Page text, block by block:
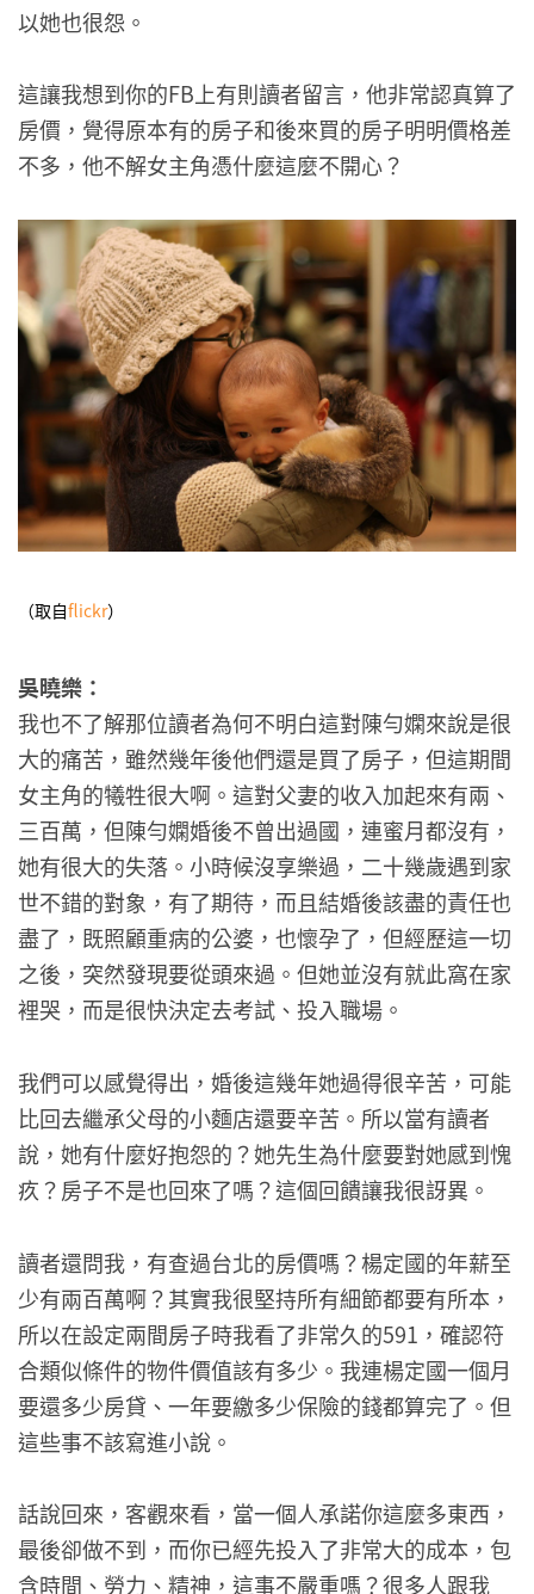
以她也很怨。
這讓我想到你的FB上有則讀者留言，他非常認真算了
房價，覺得原本有的房子和後來買的房子明明價格差
不多，他不解女主角憑什麼這麼不開心？
（取自flickr）
吳曉樂：
我也不了解那位讀者為何不明白這對陳勻嫻來說是很
大的痛苦，雖然幾年後他們還是買了房子，但這期間
女主角的犧牲很大啊。這對父妻的收入加起來有兩、
三百萬，但陳勻嫻婚後不曾出過國，連蜜月都沒有，
她有很大的失落。小時候沒享樂過，二十幾歲遇到家
世不錯的對象，有了期待，而且結婚後該盡的責任也
盡了，既照顧重病的公婆，也懷孕了，但經歷這一切
之後，突然發現要從頭來過。但她並沒有就此窩在家
裡哭，而是很快決定去考試、投入職場。
我們可以感覺得出，婚後這幾年她過得很辛苦，可能
比回去繼承父母的小麵店還要辛苦。所以當有讀者
說，她有什麼好抱怨的？她先生為什麼要對她感到愧
疚？房子不是也回來了嗎？這個回饋讓我很訝異。
讀者還問我，有查過台北的房價嗎？楊定國的年薪至
少有兩百萬啊？其實我很堅持所有細節都要有所本，
所以在設定兩間房子時我看了非常久的591，確認符
合類似條件的物件價值該有多少。我連楊定國一個月
要還多少房貸、一年要繳多少保險的錢都算完了。但
這些事不該寫進小說。
話說回來，客觀來看，當一個人承諾你這麼多東西，
最後卻做不到，而你已經先投入了非常大的成本，包
含時間、勞力、精神，這事不嚴重嗎？很多人跟我